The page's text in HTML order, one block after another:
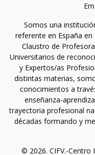
Somos una
referente en España
Claustro de
Universitarios de
y Expertos/as
distintas materias,
conocimientos a
enseñanza-
trayectoria profesional
décadas formando y
© 2026. CIFV.-Centro